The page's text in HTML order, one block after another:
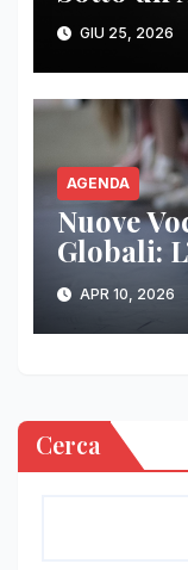
Come
GIU 25, 2026
AGENDA
Nuove
Globali:
APR 10, 2026
Cerca